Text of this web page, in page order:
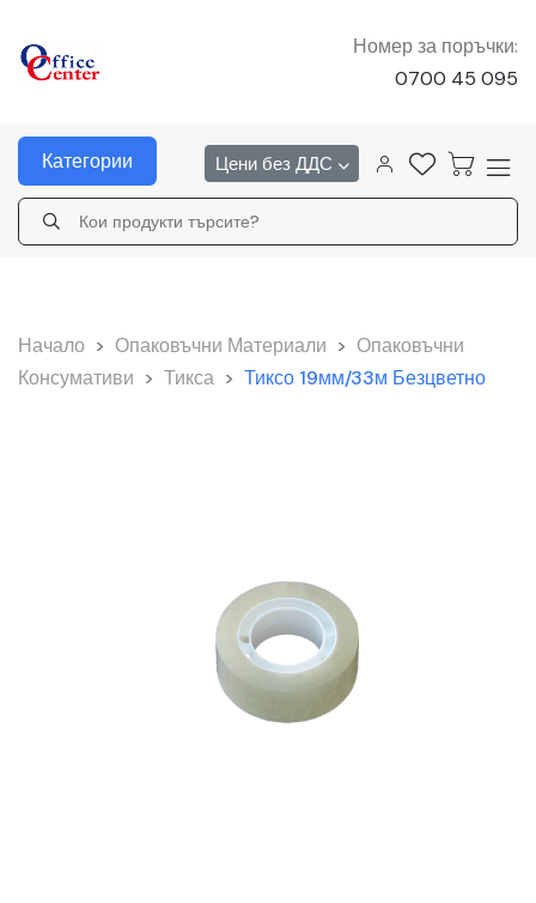
Номер за поръчки:
0700 45 095
Категории Цени без ДДС
Начало > Опаковъчни Материали > Опаковъчни
Консумативи > Тикса > Тиксо 19мм/33м Безцветно